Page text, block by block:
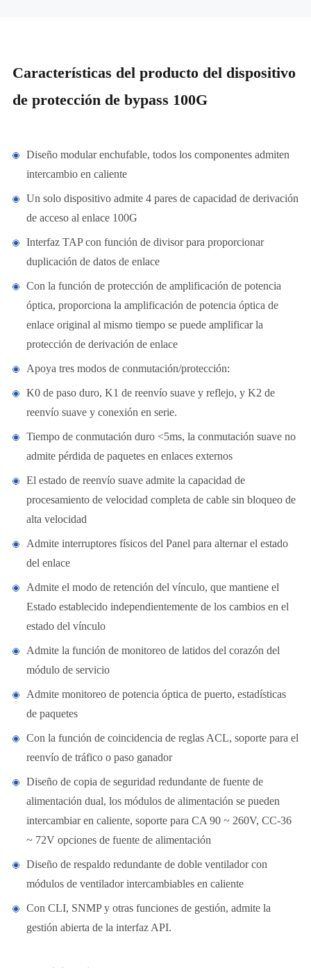
Características del producto del dispositivo
de protección de bypass 100G
Diseño modular enchufable, todos los componentes admiten
intercambio en caliente
Un solo dispositivo admite 4 pares de capacidad de derivación
de acceso al enlace 100G
Interfaz TAP con función de divisor para proporcionar
duplicación de datos de enlace
Con la función de protección de amplificación de potencia
óptica, proporciona la amplificación de potencia óptica de
enlace original al mismo tiempo se puede amplificar la
protección de derivación de enlace
Apoya tres modos de conmutación/protección:
K0 de paso duro, K1 de reenvío suave y reflejo, y K2 de
reenvío suave y conexión en serie.
Tiempo de conmutación duro <5ms, la conmutación suave no
admite pérdida de paquetes en enlaces externos
El estado de reenvío suave admite la capacidad de
procesamiento de velocidad completa de cable sin bloqueo de
alta velocidad
Admite interruptores físicos del Panel para alternar el estado
del enlace
Admite el modo de retención del vínculo, que mantiene el
Estado establecido independientemente de los cambios en el
estado del vínculo
Admite la función de monitoreo de latidos del corazón del
módulo de servicio
Admite monitoreo de potencia óptica de puerto, estadísticas
de paquetes
Con la función de coincidencia de reglas ACL, soporte para el
reenvío de tráfico o paso ganador
Diseño de copia de seguridad redundante de fuente de
alimentación dual, los módulos de alimentación se pueden
intercambiar en caliente, soporte para CA 90 ~ 260V, CC-36
~ 72V opciones de fuente de alimentación
Diseño de respaldo redundante de doble ventilador con
módulos de ventilador intercambiables en caliente
Con CLI, SNMP y otras funciones de gestión, admite la
gestión abierta de la interfaz API.